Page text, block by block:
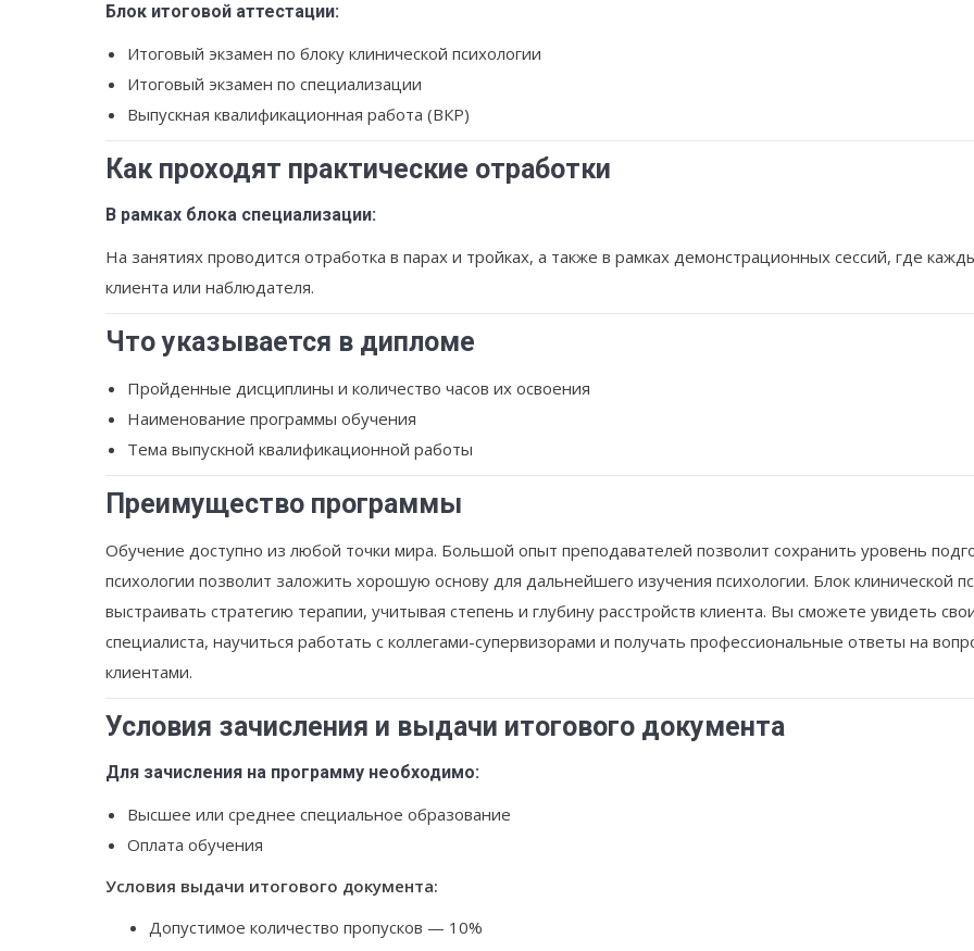
Блок итоговой аттестации:
Итоговый экзамен по блоку клинической психологии
Итоговый экзамен по специализации
Выпускная квалификационная работа (ВКР)
Как проходят практические отработки
В рамках блока специализации:
На занятиях проводится отработка в парах и тройках, а также в рамках демонстрационных сессий, где
клиента или наблюдателя.
Что указывается в дипломе
Пройденные дисциплины и количество часов их освоения
Наименование программы обучения
Тема выпускной квалификационной работы
Преимущество программы
Обучение доступно из любой точки мира. Большой опыт преподавателей позволит сохранить уровень
психологии позволит заложить хорошую основу для дальнейшего изучения психологии. Блок клинической
выстраивать стратегию терапии, учитывая степень и глубину расстройств клиента. Вы сможете увидеть
специалиста, научиться работать с коллегами-супервизорами и получать профессиональные ответы на
клиентами.
Условия зачисления и выдачи итогового документа
Для зачисления на программу необходимо:
Высшее или среднее специальное образование
Оплата обучения
Условия выдачи итогового документа:
Допустимое количество пропусков — 10%